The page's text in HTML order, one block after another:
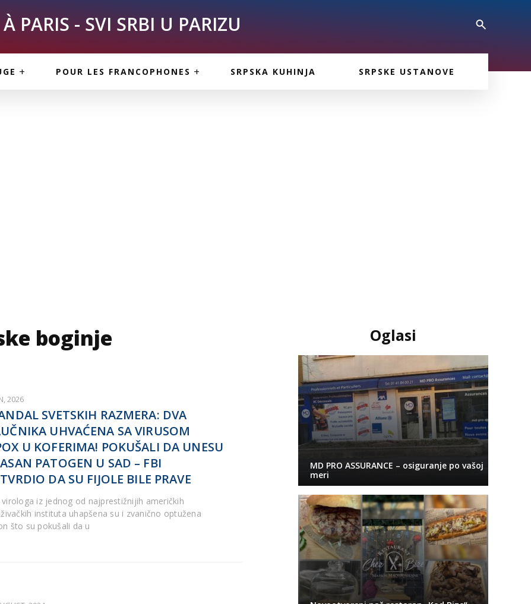
PARIS - SVI SRBI U PARIZU
POUR LES FRANCOPHONES
PARIS
SRPSKA KUHINJA SRPSKE USTANOVE
boginje
2026
SVETSKIH RAZMERA: DVA
UHVAĆENA SA VIRUSOM
U KOFERIMA! POKUŠALI DA UNESU
PATOGEN U SAD – FBI
DA SU FIJOLE BILE PRAVE
virologa iz jednog od najprestižnijih američkih
instituta uhapšena su i zvanično optužena
što su pokušali da u
Oglasi
MD PRO ASSURANCE – osiguranje po vašoj
meri